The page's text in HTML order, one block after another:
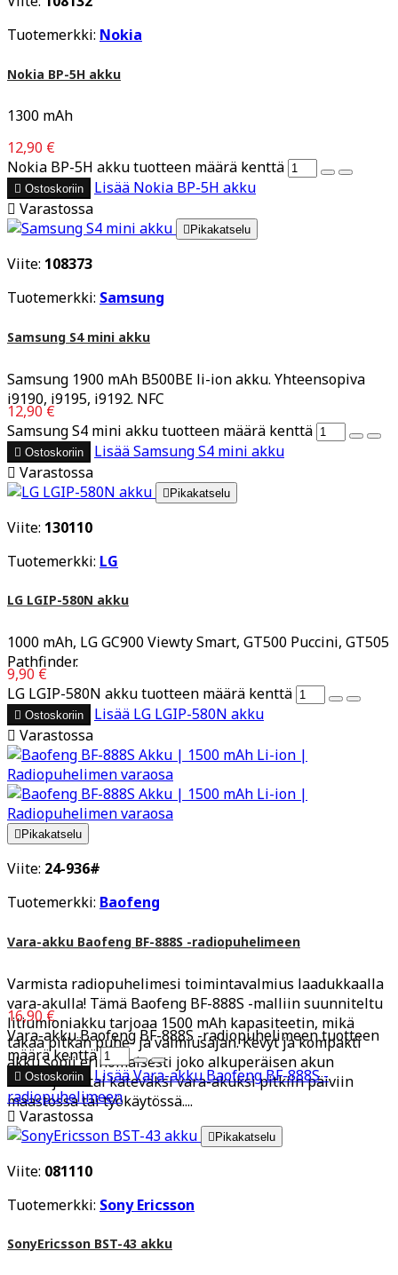
Tuotemerkki: Nokia
Nokia BP-5H akku
1300 mAh
12,90 €
Nokia BP-5H akku tuotteen määrä kenttä
 Ostoskoriin Lisää Nokia BP-5H akku
 Varastossa
 Pikakatselu
Viite: 108373
Tuotemerkki: Samsung
Samsung S4 mini akku
Samsung 1900 mAh B500BE li-ion akku. Yhteensopiva
i9190, i9195, i9192. NFC
12,90 €
Samsung S4 mini akku tuotteen määrä kenttä
 Ostoskoriin LisääSamsung S4 mini akku
 Varastossa
 Pikakatselu
Viite: 130110
Tuotemerkki: LG
LG LGIP-580N akku
1000 mAh, LG GC900 Viewty Smart, GT500 Puccini, GT505
Pathfinder.
9,90 €
LG LGIP-580N akku tuotteen määrä kenttä
 Ostoskoriin Lisää LG LGIP-580N akku
 Varastossa
 Pikakatselu
Viite: 24-936#
Tuotemerkki: Baofeng
Vara-akku Baofeng BF-888S -radiopuhelimeen
Varmista radiopuhelimesi toimintavalmius laadukkaalla
vara-akulla! Tämä Baofeng BF-888S -malliin suunniteltu
litiumioniakku tarjoaa 1500 mAh kapasiteetin, mikä
takaa pitkän puhe- ja valmiusajan. Kevyt ja kompakti
akku sopii erinomaisesti joko alkuperäisen akun
korvaajaksi tai käteväksi vara-akuksi pitkiin päiviin
maastossa tai työkäytössä....
16,90 €
Vara-akku Baofeng BF-888S -radiopuhelimeen tuotteen
määrä kenttä
 Ostoskoriin LisääVara-akku Baofeng BF-888S -
radiopuhelimeen
 Varastossa
Pikakatselu
Viite: 081110
Tuotemerkki: Sony Ericsson
SonyEricsson BST-43 akku